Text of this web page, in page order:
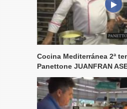
Cocina Mediterránea 2ª
Panettone JUANFRAN